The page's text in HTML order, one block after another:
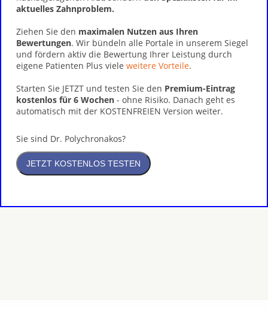
aktuelles Zahnproblem.
Ziehen Sie den maximalen Nutzen aus Ihren
Bewertungen. Wir bündeln alle Portale in unserem Siegel
und fördern aktiv die Bewertung Ihrer Leistung durch
eigene Patienten Plus viele weitere Vorteile.
Starten Sie JETZT und testen Sie den Premium-Eintrag
kostenlos für 6 Wochen - ohne Risiko. Danach geht es
automatisch mit der KOSTENFREIEN Version weiter.
Sie sind Dr. Polychronakos?